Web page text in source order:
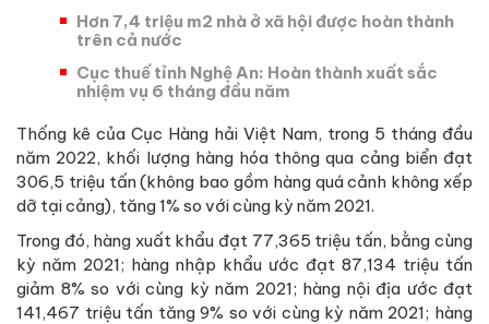
Hơn 7,4 triệu m2 nhà ở xã hội được hoàn thành
trên cả nước
Cục thuế tỉnh Nghệ An: Hoàn thành xuất sắc
nhiệm vụ 6 tháng đầu năm
Thống kê của Cục Hàng hải Việt Nam, trong 5 tháng đầu
năm 2022, khối lượng hàng hóa thông qua cảng biển đạt
306,5 triệu tấn (không bao gồm hàng quá cảnh không xếp
dỡ tại cảng), tăng 1% so với cùng kỳ năm 2021.
Trong đó, hàng xuất khẩu đạt 77,365 triệu tấn, bằng cùng
kỳ năm 2021; hàng nhập khẩu ước đạt 87,134 triệu tấn
giảm 8% so với cùng kỳ năm 2021; hàng nội địa ước đạt
141,467 triệu tấn tăng 9% so với cùng kỳ năm 2021; hàng